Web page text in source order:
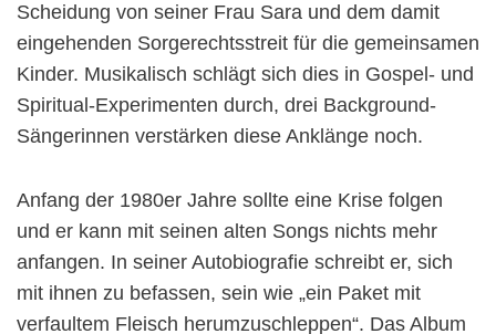
Scheidung von seiner Frau Sara und dem damit
eingehenden Sorgerechtsstreit für die gemeinsamen
Kinder. Musikalisch schlägt sich dies in Gospel- und
Spiritual-Experimenten durch, drei Background-
Sängerinnen verstärken diese Anklänge noch.
Anfang der 1980er Jahre sollte eine Krise folgen
und er kann mit seinen alten Songs nichts mehr
anfangen. In seiner Autobiografie schreibt er, sich
mit ihnen zu befassen, sein wie „ein Paket mit
verfaultem Fleisch herumzuschleppen“. Das Album